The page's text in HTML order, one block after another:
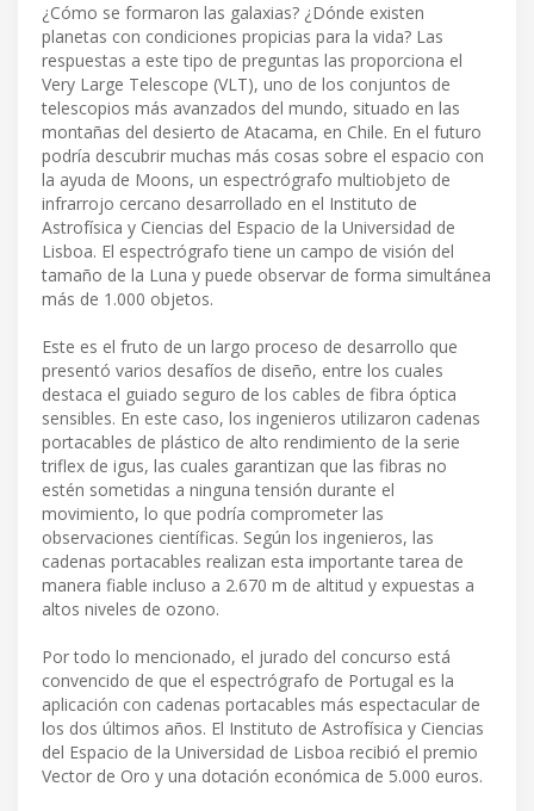
¿Cómo se formaron las galaxias? ¿Dónde existen
planetas con condiciones propicias para la vida? Las
respuestas a este tipo de preguntas las proporciona el
Very Large Telescope (VLT), uno de los conjuntos de
telescopios más avanzados del mundo, situado en las
montañas del desierto de Atacama, en Chile. En el futuro
podría descubrir muchas más cosas sobre el espacio con
la ayuda de Moons, un espectrógrafo multiobjeto de
infrarrojo cercano desarrollado en el Instituto de
Astrofísica y Ciencias del Espacio de la Universidad de
Lisboa. El espectrógrafo tiene un campo de visión del
tamaño de la Luna y puede observar de forma simultánea
más de 1.000 objetos.
Este es el fruto de un largo proceso de desarrollo que
presentó varios desafíos de diseño, entre los cuales
destaca el guiado seguro de los cables de fibra óptica
sensibles. En este caso, los ingenieros utilizaron cadenas
portacables de plástico de alto rendimiento de la serie
triflex de igus, las cuales garantizan que las fibras no
estén sometidas a ninguna tensión durante el
movimiento, lo que podría comprometer las
observaciones científicas. Según los ingenieros, las
cadenas portacables realizan esta importante tarea de
manera fiable incluso a 2.670 m de altitud y expuestas a
altos niveles de ozono.
Por todo lo mencionado, el jurado del concurso está
convencido de que el espectrógrafo de Portugal es la
aplicación con cadenas portacables más espectacular de
los dos últimos años. El Instituto de Astrofísica y Ciencias
del Espacio de la Universidad de Lisboa recibió el premio
Vector de Oro y una dotación económica de 5.000 euros.